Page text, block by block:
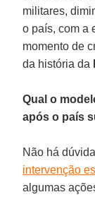
militares,
o país, com a
momento de
da história da
Qual o
após o país
Não há
intervenção
algumas